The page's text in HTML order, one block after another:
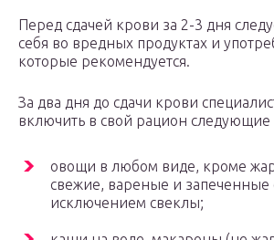
Перед сдачей крови за 2-3 дня
себя во вредных продуктах и
которые рекомендуется.
За два дня до сдачи крови
включить в свой рацион следующие
овощи в любом виде, кроме
свежие, вареные и
исключением свеклы;